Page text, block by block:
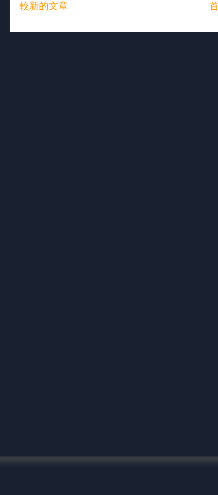
較新的文章